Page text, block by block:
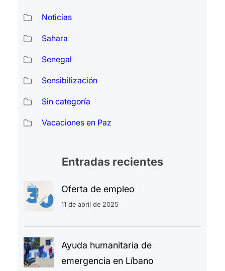
Noticias
Sahara
Senegal
Sensibilización
Sin categoría
Vacaciones en Paz
Entradas recientes
Oferta de empleo
11 de abril de 2025
Ayuda humanitaria de
emergencia en Líbano